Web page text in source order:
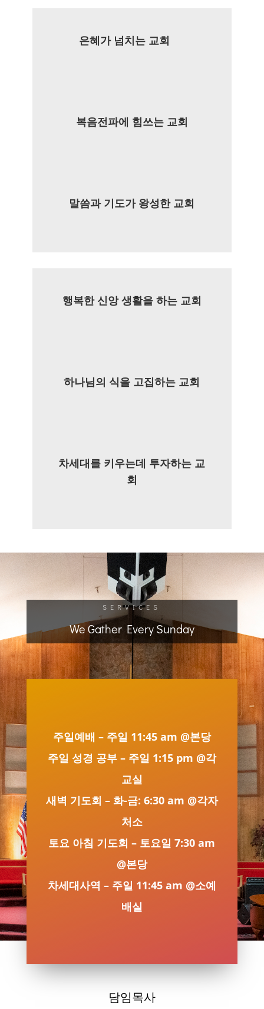
은혜가 넘치는 교회
복음전파에 힘쓰는 교회
말씀과 기도가 왕성한 교회
행복한 신앙 생활을 하는 교회
하나님의 식을 고집하는 교회
차세대를 키우는데 투자하는 교
회
SERVICES
We Gather Every Sunday
주일예배 – 주일 11:45 am @본당
주일 성경 공부 – 주일 1:15 pm @각
교실
새벽 기도회 – 화-금: 6:30 am @각자
처소
토요 아침 기도회 – 토요일 7:30 am
@본당
차세대사역 – 주일 11:45 am @소예
배실
담임목사